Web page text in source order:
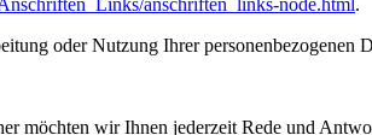
oder Nutzung Ihrer
möchten wir Ihnen jederzeit Rede und